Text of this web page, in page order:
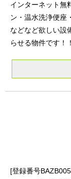
インターネット無
ン・温水洗浄便座
などなど欲しい設
らせる物件です！！
登録番号